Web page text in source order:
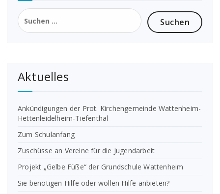
Suchen
nach:
Aktuelles
Ankündigungen der Prot. Kirchengemeinde Wattenheim-
Hettenleidelheim-Tiefenthal
Zum Schulanfang
Zuschüsse an Vereine für die Jugendarbeit
Projekt „Gelbe Füße“ der Grundschule Wattenheim
Sie benötigen Hilfe oder wollen Hilfe anbieten?